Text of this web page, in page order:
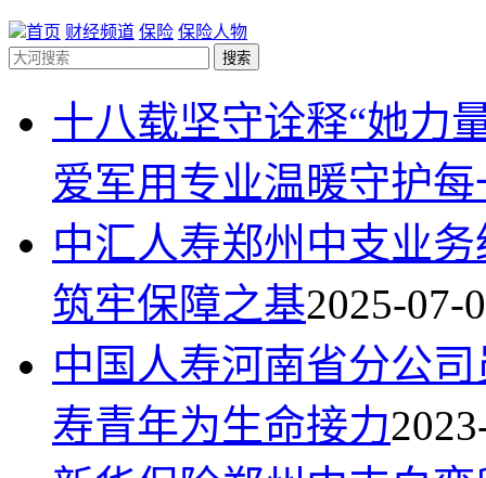
首页 财经频道 保险 保险人物
搜索
十八载坚守诠释“她力
爱军用专业温暖守护
中汇人寿郑州中支业
筑牢保障之基2025-07-
中国人寿河南省分公
寿青年为生命接力